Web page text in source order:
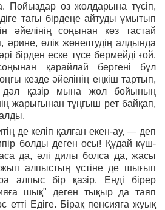
Пойыздар оз жолдарына түсіп,
тағы бірдеңе айтуды ұмытып
әйелінің соңынан көз тастай
әрине, өлік жөнелтудің алдында
бірден еске түсе бермейді ғой.
қарайлай бергені бүл
кезде әйелінің еңкіш тартып,
дәл қазір мына жол бойының
жарығынан тұңғыш рет байқап,
де келіп қалған екен-ау, — деп
болды деген осы! Құдай күш-
да, әлі дилы болса да, жасы
алпыстың үстіне де шығып
алпыс бір қазір. Енді бірер
шық" деген тықыр да таяп
Едіге. Бірақ пенсияға жуық